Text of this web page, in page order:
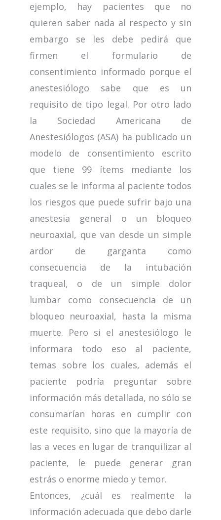
ejemplo, hay pacientes que no
quieren saber nada al respecto y sin
embargo se les debe pedirá que
firmen el formulario de
consentimiento informado porque el
anestesiólogo sabe que es un
requisito de tipo legal. Por otro lado
la Sociedad Americana de
Anestesiólogos (ASA) ha publicado un
modelo de consentimiento escrito
que tiene 99 ítems mediante los
cuales se le informa al paciente todos
los riesgos que puede sufrir bajo una
anestesia general o un bloqueo
neuroaxial, que van desde un simple
ardor de garganta como
consecuencia de la intubación
traqueal, o de un simple dolor
lumbar como consecuencia de un
bloqueo neuroaxial, hasta la misma
muerte. Pero si el anestesiólogo le
informara todo eso al paciente,
temas sobre los cuales, además el
paciente podría preguntar sobre
información más detallada, no sólo se
consumarían horas en cumplir con
este requisito, sino que la mayoría de
las a veces en lugar de tranquilizar al
paciente, le puede generar gran
estrás o enorme miedo y temor.
Entonces, ¿cuál es realmente la
información adecuada que debo darle